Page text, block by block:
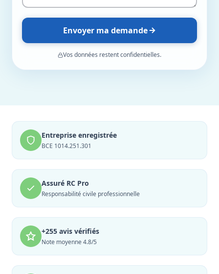
Envoyer ma demande
Vos données restent confidentielles.
Entreprise enregistrée
BCE 1014.251.301
Assuré RC Pro
Responsabilité civile professionnelle
+255 avis vérifiés
Note moyenne 4.8/5